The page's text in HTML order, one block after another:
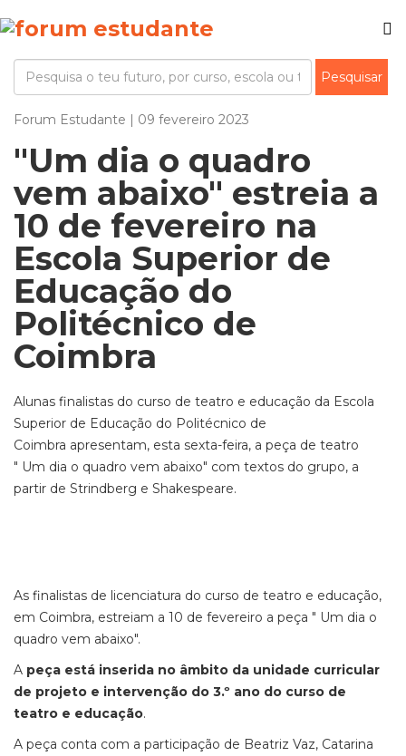
Forum Estudante | 09 fevereiro 2023
"Um dia o quadro
vem abaixo" estreia a
10 de fevereiro na
Escola Superior de
Educação do
Politécnico de
Coimbra
Alunas finalistas do curso de teatro e educação da Escola
Superior de Educação do Politécnico de
Coimbra apresentam, esta sexta-feira, a peça de teatro
" Um dia o quadro vem abaixo" com textos do grupo, a
partir de Strindberg e Shakespeare.
As finalistas de licenciatura do curso de teatro e educação,
em Coimbra, estreiam a 10 de fevereiro a peça " Um dia o
quadro vem abaixo".
A peça está inserida no âmbito da unidade curricular
de projeto e intervenção do 3.º ano do curso de
teatro e educação.
A peça conta com a participação de Beatriz Vaz, Catarina